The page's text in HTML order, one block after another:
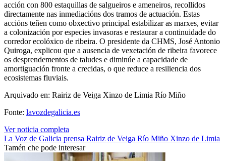
acción con 800 estaquillas de salgueiros e ameneiros, recollidos
directamente nas inmediacións dos tramos de actuación. Estas
accións teñen como obxectivo principal estabilizar as marxes, evitar
a colonización por especies invasoras e restaurar a continuidade do
corredor ecolóxico de ribeira. O presidente da CHMS, José Antonio
Quiroga, explicou que a ausencia de vexetación de ribeira favorece
os desprendementos de taludes e diminúe a capacidade de
amortiguación fronte a crecidas, o que reduce a resiliencia dos
ecosistemas fluviais.
Arquivado en: Rairiz de Veiga Xinzo de Limia Río Miño
Fonte: lavozdegalicia.es
Ver noticia completa
La Voz de Galicia prensa Rairiz de Veiga Río Miño Xinzo de Limia
Tamén che pode interesar